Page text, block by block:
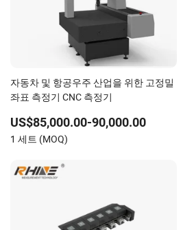
자동차 및 항공우주 산업을 위한 고정밀
좌표 측정기 CNC 측정기
US$85,000.00-90,000.00
1 세트 (MOQ)